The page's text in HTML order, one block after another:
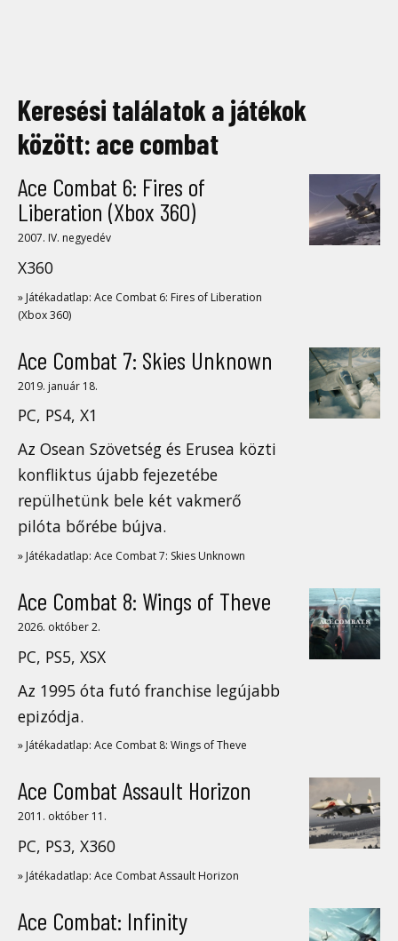
Keresési találatok a játékok
között: ace combat
Ace Combat 6: Fires of
Liberation (Xbox 360)
2007. IV. negyedév
X360
» Játékadatlap: Ace Combat 6: Fires of Liberation
(Xbox 360)
Ace Combat 7: Skies Unknown
2019. január 18.
PC, PS4, X1
Az Osean Szövetség és Erusea közti
konfliktus újabb fejezetébe
repülhetünk bele két vakmerő
pilóta bőrébe bújva.
» Játékadatlap: Ace Combat 7: Skies Unknown
Ace Combat 8: Wings of Theve
2026. október 2.
PC, PS5, XSX
Az 1995 óta futó franchise legújabb
epizódja.
» Játékadatlap: Ace Combat 8: Wings of Theve
Ace Combat Assault Horizon
2011. október 11.
PC, PS3, X360
» Játékadatlap: Ace Combat Assault Horizon
Ace Combat: Infinity